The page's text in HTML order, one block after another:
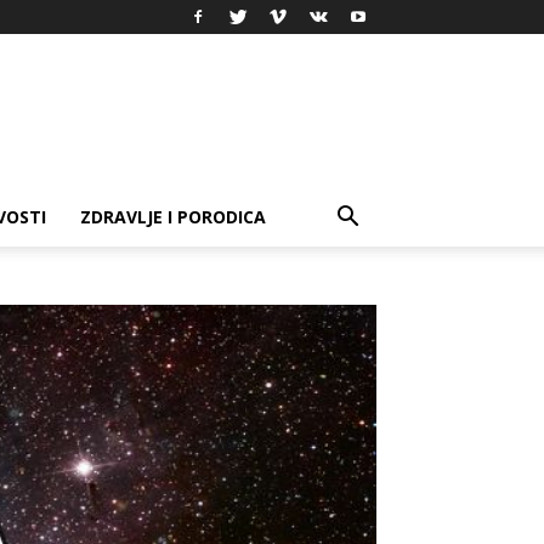
ZDRAVLJE I PORODICA